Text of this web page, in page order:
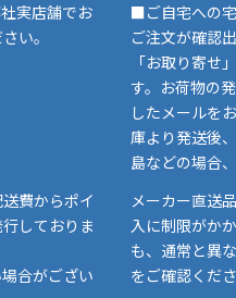
実店舗でお
い。
費からポイ
しておりま
合がござい
■ご自宅への
ご注文が確認
「お取り寄せ
す。お荷物の
したメールを
庫より発送後
島などの場合
メーカー直送
入に制限がか
も、通常と異
をご確認くださ